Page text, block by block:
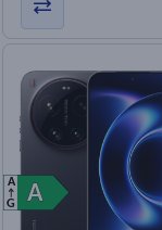
A
A
A
G